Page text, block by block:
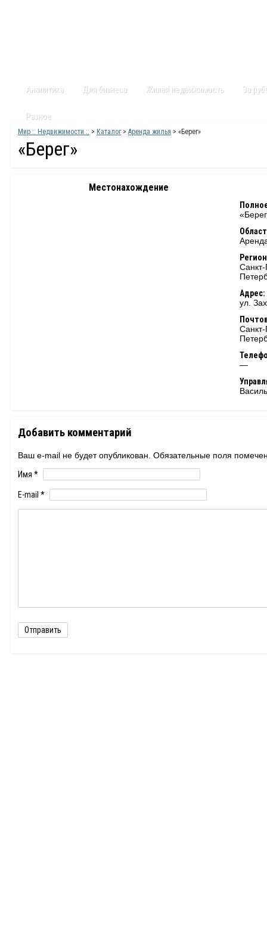
Аналитика Для бизнеса Жилая недвижимость За
Разное
Мир :: Недвижимости :: > Каталог> Аренда жилья > «Берег»
«Берег»
Местонахождение
Санкт-
Адрес:
ул.
Санкт-
—
Добавить комментарий
Ваш e-mail не будет опубликован. Обязательные поля
Имя *
E-mail *